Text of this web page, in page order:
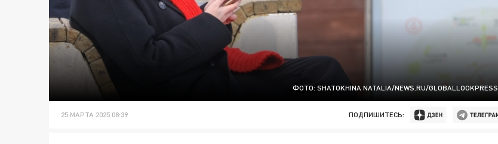
ФОТО: SHATOKHINA NATALIA/NEWS.RU/GLOBALLOOKPRESS
25 МАРТА 2025 08:39 ПОДПИШИТЕСЬ: